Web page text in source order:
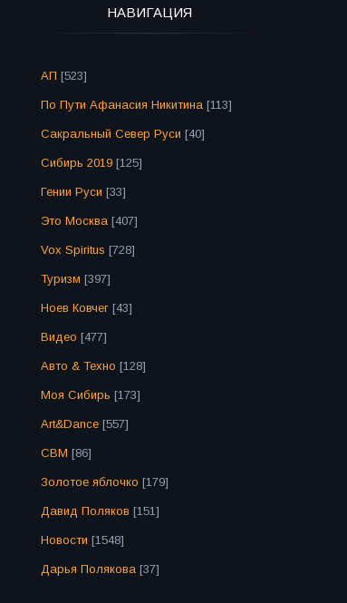
НАВИГАЦИЯ
АП [523]
По Пути Афанасия Никитина [113]
Сакральный Север Руси [40]
Сибирь 2019 [125]
Гении Руси [33]
Это Москва [407]
Vox Spiritus [728]
Туризм [397]
Ноев Ковчег [43]
Видео [477]
Авто & Техно [128]
Моя Сибирь [173]
Art&Dance [557]
СВМ [86]
Золотое яблочко [179]
Давид Поляков [151]
Новости [1548]
Дарья Полякова [37]